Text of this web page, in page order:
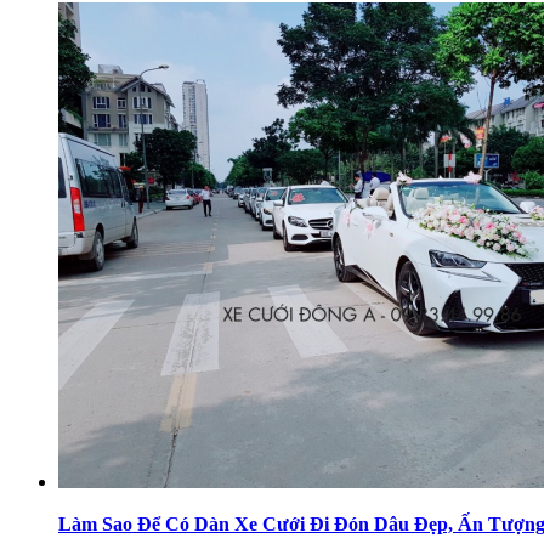
Làm Sao Để Có Dàn Xe Cưới Đi Đón Dâu Đẹp, Ấn Tượng